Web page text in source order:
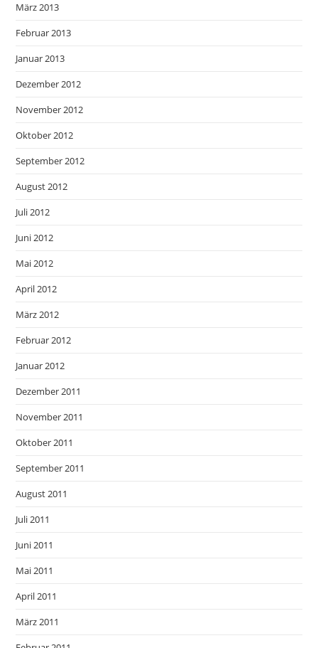
März 2013
Februar 2013
Januar 2013
Dezember 2012
November 2012
Oktober 2012
September 2012
August 2012
Juli 2012
Juni 2012
Mai 2012
April 2012
März 2012
Februar 2012
Januar 2012
Dezember 2011
November 2011
Oktober 2011
September 2011
August 2011
Juli 2011
Juni 2011
Mai 2011
April 2011
März 2011